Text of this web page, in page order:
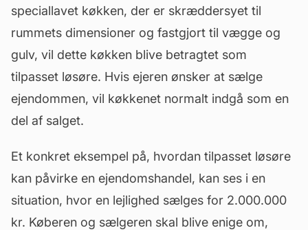
speciallavet køkken, der er skræddersyet til
rummets dimensioner og fastgjort til vægge og
gulv, vil dette køkken blive betragtet som
tilpasset løsøre. Hvis ejeren ønsker at sælge
ejendommen, vil køkkenet normalt indgå som en
del af salget.
Et konkret eksempel på, hvordan tilpasset løsøre
kan påvirke en ejendomshandel, kan ses i en
situation, hvor en lejlighed sælges for 2.000.000
kr. Køberen og sælgeren skal blive enige om,